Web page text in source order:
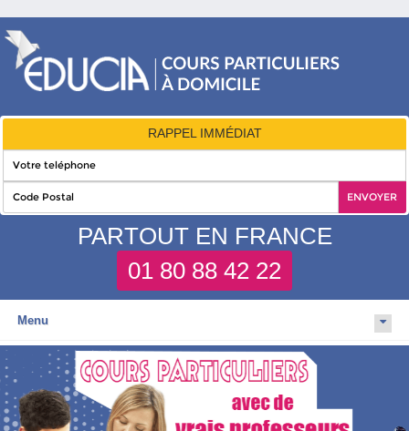
RAPPEL IMMÉDIAT
PARTOUT EN FRANCE
01 80 88 42 22
Menu